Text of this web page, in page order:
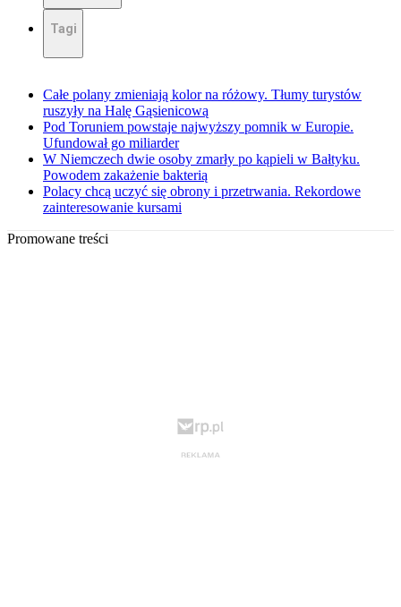
Tagi
Całe polany zmieniają kolor na różowy. Tłumy turystów
ruszyły na Halę Gąsienicową
Pod Toruniem powstaje najwyższy pomnik w Europie.
Ufundował go miliarder
W Niemczech dwie osoby zmarły po kąpieli w Bałtyku.
Powodem zakażenie bakterią
Polacy chcą uczyć się obrony i przetrwania. Rekordowe
zainteresowanie kursami
Promowane treści